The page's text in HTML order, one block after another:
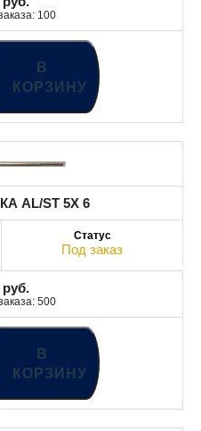
100
В
КОРЗИНУ
AL/ST 5X 6
Под заказ
руб.
500
В
КОРЗИНУ